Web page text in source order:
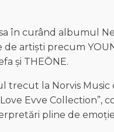
în curând albumul
de artiști precum
și THEŌNE.
trecut la Norvis Music
Evve Collection”,
pline de